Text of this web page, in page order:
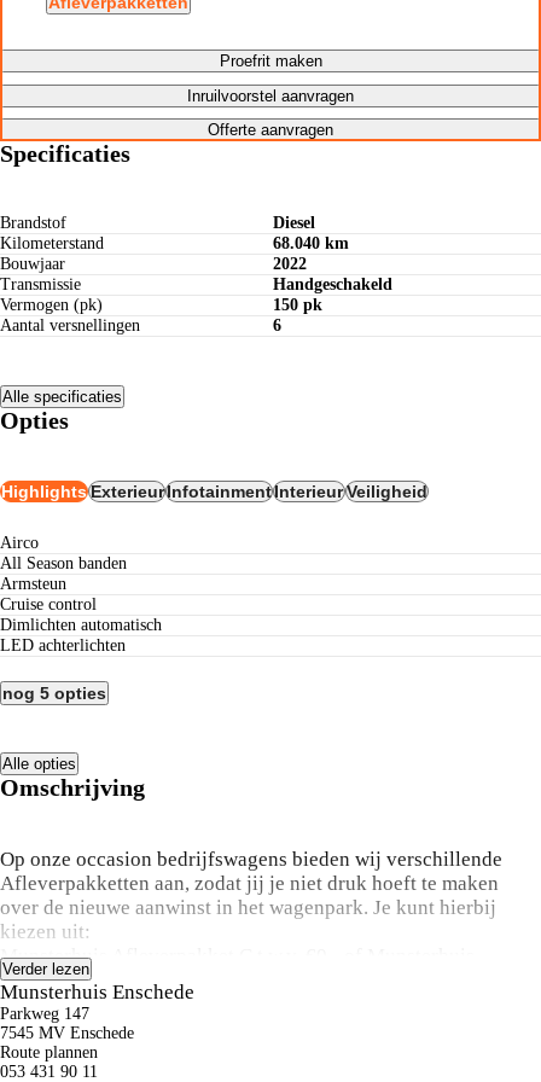
Proefrit maken
Inruilvoorstel aanvragen
Offerte aanvragen
Specificaties
Brandstof
Diesel
Kilometerstand
68.040 km
Bouwjaar
2022
Transmissie
Handgeschakeld
Vermogen (pk)
150 pk
Aantal versnellingen
6
Alle specificaties
Opties
HighlightsExterieurInfotainmentInterieurVeiligheid
Airco
All Season banden
Armsteun
Cruise control
Dimlichten automatisch
LED achterlichten
nog 5 opties
Alle opties
Omschrijving
Op onze occasion bedrijfswagens bieden wij verschillende
Afleverpakketten aan, zodat jij je niet druk hoeft te maken
over de nieuwe aanwinst in het wagenpark. Je kunt hierbij
kiezen uit:
Munsterhuis Afleverpakket C t.w.v. €0,- of Munsterhuis
Afleverpakket D t.w.v. €745,- excl. BTW. Hierbij is
Afleverpakket C standaard op al onze occasion
bedrijfswagens, Afleverpakket D is optioneel en niet verplicht
bij aankoop van deze bus. De inhoud van deze pakketten tref
je aan op de laatste afbeelding van deze advertentie. Vraag
Verder lezen
Munsterhuis Enschede
Parkweg 147
7545 MV Enschede
Route plannen
053 431 90 11